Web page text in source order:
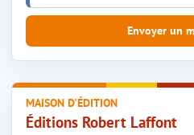
MAISON D'ÉDITION
Éditions Robert Laffont
Envoyer un